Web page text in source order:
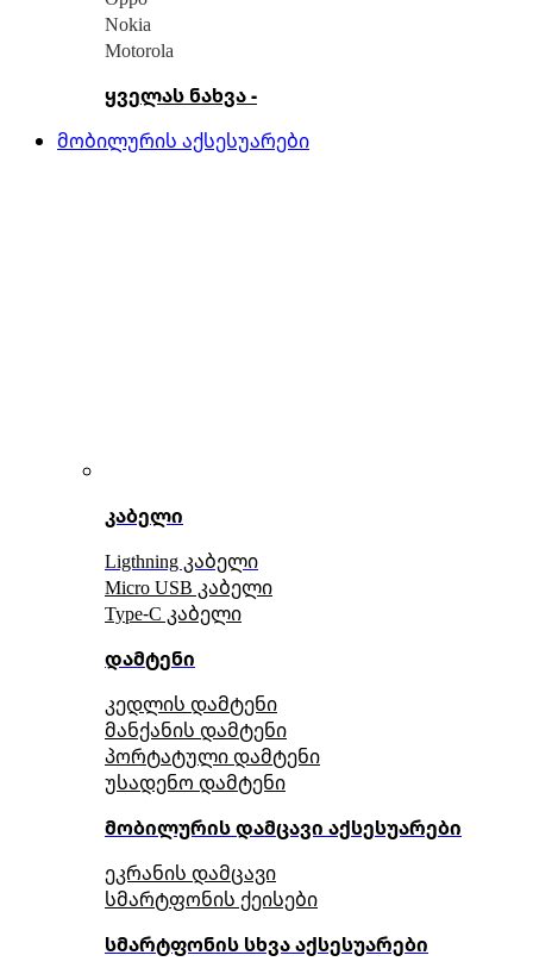
Nokia
Motorola
ყველას ნახვა -
მობილურის აქსესუარები
კაბელი
Ligthning კაბელი
Micro USB კაბელი
Type-C კაბელი
დამტენი
კედლის დამტენი
მანქანის დამტენი
პორტატული დამტენი
უსადენო დამტენი
მობილურის დამცავი აქსესუარები
ეკრანის დამცავი
სმარტფონის ქეისები
სმარტფონის სხვა აქსესუარები